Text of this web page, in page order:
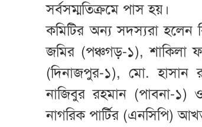
সর্বসম্মতিক্রমে পাস হয়।
কমিটির অন্য সদস্যরা
জমির (পঞ্চগড়-১), শাকিলা
(দিনাজপুর-১), মো. হাসান
নাজিবুর রহমান (পাবনা-
নাগরিক পার্টির (এনসিপি)